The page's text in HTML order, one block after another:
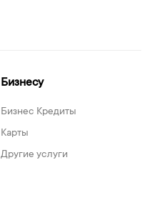
Бизнесу
Бизнес Кредиты
Карты
Другие услуги